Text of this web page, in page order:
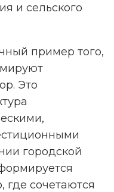
и сельского
пример того,
Это
городской
где сочетаются